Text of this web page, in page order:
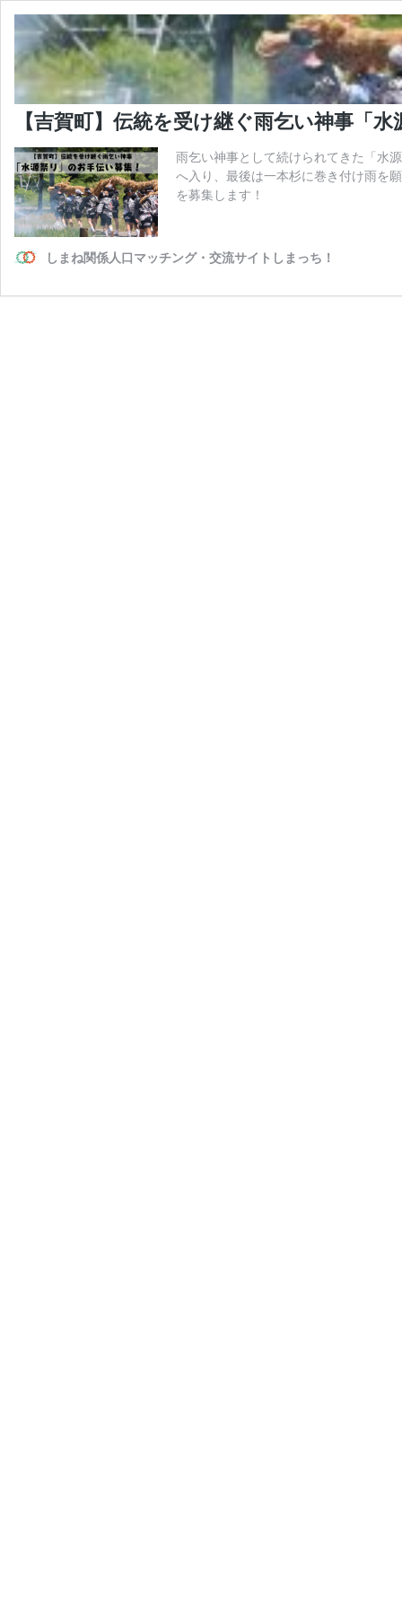
【吉賀町】伝統を受け継ぐ雨乞い神事「
雨乞い神事として続けられてきた「水
へ入り、最後は一本杉に巻き付け雨を
を募集します！
しまね関係人口マッチング・交流サイトしまっち！